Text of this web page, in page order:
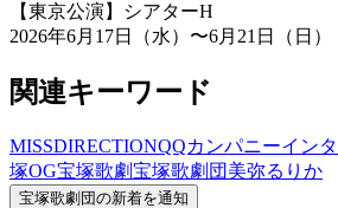
【東京公演】シアターH
2026年6月17日（水）〜6月21日（日）
関連キーワード
MISSDIRECTIONQQカンパニーイン
塚OG宝塚歌劇宝塚歌劇団 美弥るりか
宝塚歌劇団の新着を通知